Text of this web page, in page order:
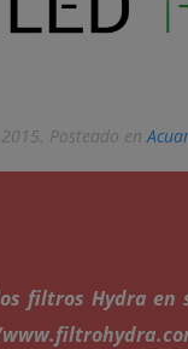
. Posteado en
filtros Hydra